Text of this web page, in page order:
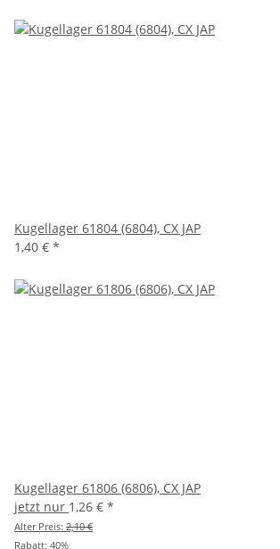
Kugellager 61804 (6804), CX JAP
1,40 € *
Kugellager 61806 (6806), CX JAP
jetzt nur 1,26 € *
Alter Preis: 2,10 €
Rabatt: 40%